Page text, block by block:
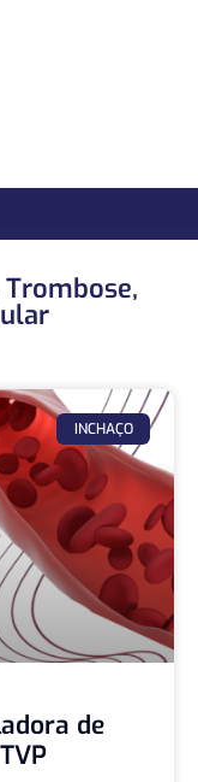
Trombose,
INCHAÇO
de